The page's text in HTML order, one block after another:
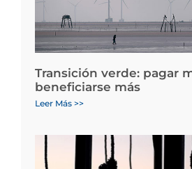
Transición verde: pagar
beneficiarse más
Leer Más >>